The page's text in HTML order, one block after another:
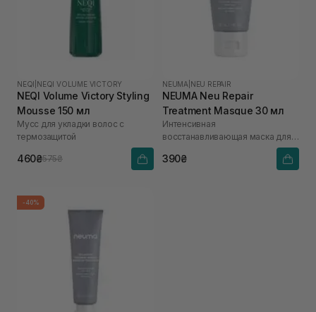
NEQI NEQI VOLUME VICTORY
NEQI Volume Victory Styling
Mousse 150 мл
Мусс для укладки волос с
термозащитой
460₴575₴
NEUMA NEU REPAIR
NEUMA Neu Repair
Treatment Masque 30 мл
Интенсивная
восстанавливающая маска для
390₴
-40%